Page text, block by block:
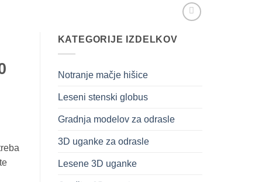
KATEGORIJE IZDELKOV
Notranje mačje hišice
Leseni stenski globus
Gradnja modelov za odrasle
3D uganke za odrasle
Lesene 3D uganke